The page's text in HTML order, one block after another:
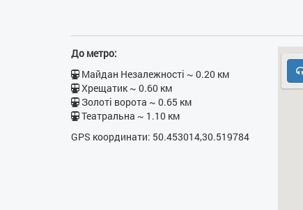
До метро:
Майдан Незалежності ~ 0.20 км
Хрещатик ~ 0.60 км
Золоті ворота ~ 0.65 км
Театральна ~ 1.10 км
GPS координати: 50.453014,30.519784